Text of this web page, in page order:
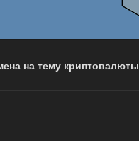
на тему криптовалюты